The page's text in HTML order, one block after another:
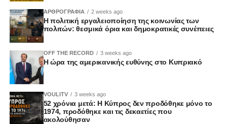
ΑΡΘΡΟΓΡΑΦΙΑ 2 weeks ago
Η πολιτική εργαλειοποίηση της κοινωνίας των
πολιτών: θεσμικά όρια και δημοκρατικές συνέπειες
OFF THE RECORD 3 weeks ago
Η ώρα της αμερικανικής ευθύνης στο Κυπριακό
VOULITV 3 weeks ago
52 χρόνια μετά: Η Κύπρος δεν προδόθηκε μόνο το
1974, προδόθηκε και τις δεκαετίες που
ακολούθησαν